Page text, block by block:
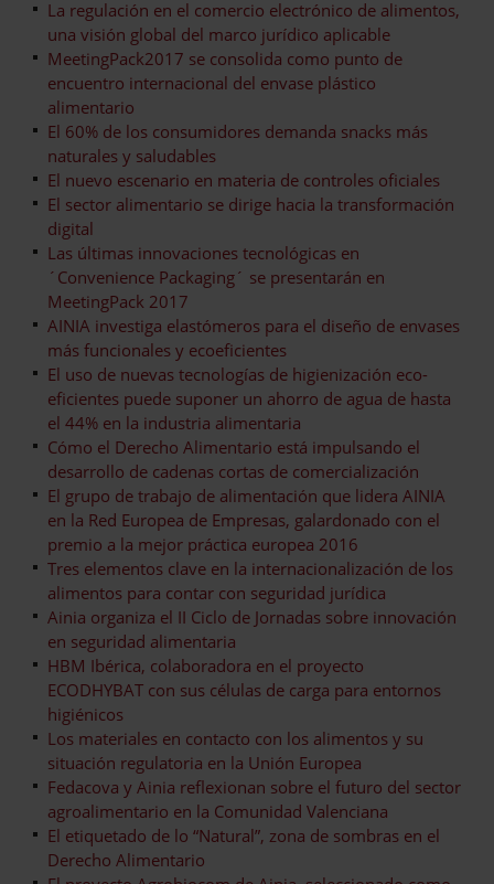
La regulación en el comercio electrónico de alimentos,
una visión global del marco jurídico aplicable
MeetingPack2017 se consolida como punto de
encuentro internacional del envase plástico
alimentario
El 60% de los consumidores demanda snacks más
naturales y saludables
El nuevo escenario en materia de controles oficiales
El sector alimentario se dirige hacia la transformación
digital
Las últimas innovaciones tecnológicas en
´Convenience Packaging´ se presentarán en
MeetingPack 2017
AINIA investiga elastómeros para el diseño de envases
más funcionales y ecoeficientes
El uso de nuevas tecnologías de higienización eco-
eficientes puede suponer un ahorro de agua de hasta
el 44% en la industria alimentaria
Cómo el Derecho Alimentario está impulsando el
desarrollo de cadenas cortas de comercialización
El grupo de trabajo de alimentación que lidera AINIA
en la Red Europea de Empresas, galardonado con el
premio a la mejor práctica europea 2016
Tres elementos clave en la internacionalización de los
alimentos para contar con seguridad jurídica
Ainia organiza el II Ciclo de Jornadas sobre innovación
en seguridad alimentaria
HBM Ibérica, colaboradora en el proyecto
ECODHYBAT con sus células de carga para entornos
higiénicos
Los materiales en contacto con los alimentos y su
situación regulatoria en la Unión Europea
Fedacova y Ainia reflexionan sobre el futuro del sector
agroalimentario en la Comunidad Valenciana
El etiquetado de lo “Natural”, zona de sombras en el
Derecho Alimentario